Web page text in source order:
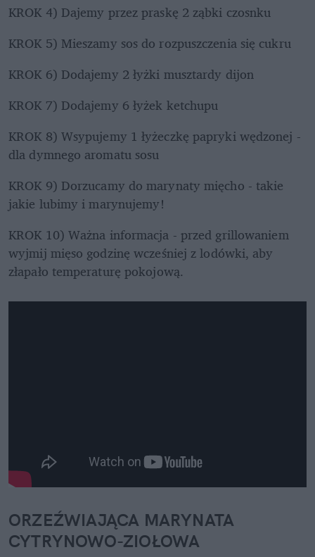
KROK 4) Dajemy przez praskę 2 ząbki czosnku
KROK 5) Mieszamy sos do rozpuszczenia się cukru
KROK 6) Dodajemy 2 łyżki musztardy dijon
KROK 7) Dodajemy 6 łyżek ketchupu
KROK 8) Wsypujemy 1 łyżeczkę papryki wędzonej -
dla dymnego aromatu sosu
KROK 9) Dorzucamy do marynaty mięcho - takie
jakie lubimy i marynujemy!
KROK 10) Ważna informacja - przed grillowaniem
wyjmij mięso godzinę wcześniej z lodówki, aby
złapało temperaturę pokojową.
ORZEŹWIAJĄCA MARYNATA
CYTRYNOWO-ZIOŁOWA